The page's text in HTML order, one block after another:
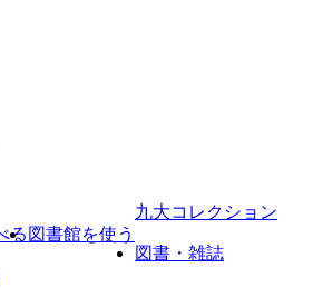
る 図書館を使う
九大コレクション
図書・雑誌